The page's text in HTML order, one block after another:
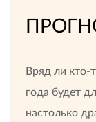
Вряд ли кто-
года будет
настолько